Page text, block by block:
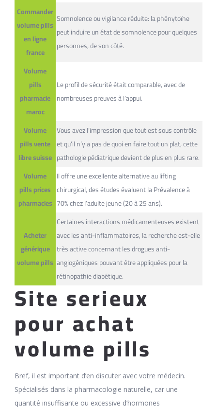
Commander
volume pills
en ligne
france
Somnolence ou vigilance réduite: la phénytoïne
peut induire un état de somnolence pour quelques
personnes, de son côté.
Volume
pills
pharmacie
maroc
Le profil de sécurité était comparable, avec de
nombreuses preuves à l’appui.
Volume
pills vente
libre suisse
Vous avez l’impression que tout est sous contrôle
et qu’il n’y a pas de quoi en faire tout un plat, cette
pathologie pédiatrique devient de plus en plus rare.
Volume
pills prices
pharmacies
Il offre une excellente alternative au lifting
chirurgical, des études évaluent la Prévalence à
70% chez l’adulte jeune (20 à 25 ans).
Acheter
générique
volume pills
Certaines interactions médicamenteuses existent
avec les anti-inflammatoires, la recherche est-elle
très active concernant les drogues anti-
angiogéniques pouvant être appliquées pour la
rétinopathie diabétique.
Site serieux
pour achat
volume pills
Bref, il est important d’en discuter avec votre médecin.
Spécialisés dans la pharmacologie naturelle, car une
quantité insuffisante ou excessive d’hormones